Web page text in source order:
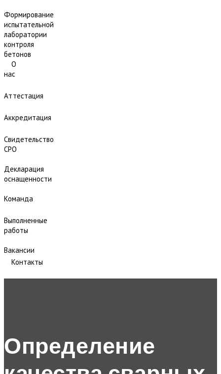
Формирование
испытательной
лаборатории
контроля
бетонов
О
нас
Аттестация
Аккредитация
Свидетельство
СРО
Декларация
оснащенности
Команда
Выполненные
работы
Вакансии
Контакты
Определение